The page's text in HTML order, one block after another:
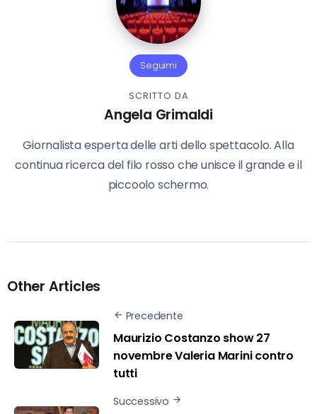
Seguimi
SCRITTO DA
Angela Grimaldi
Giornalista esperta delle arti dello spettacolo. Alla
continua ricerca del filo rosso che unisce il grande e il
piccoolo schermo.
Other Articles
Precedente
Maurizio Costanzo show 27
novembre Valeria Marini contro
tutti
Successivo